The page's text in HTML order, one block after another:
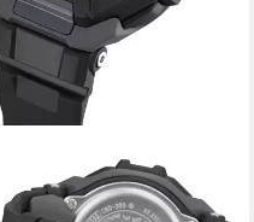
CASIO G-SHOCK
GBD-300 Smartwatch,